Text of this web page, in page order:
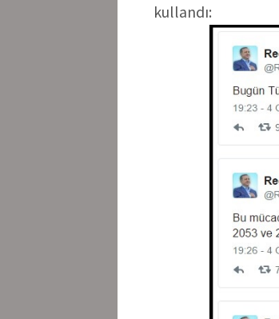
kullandı: